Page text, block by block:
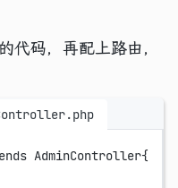
代码，再配上路由，
AdminController{